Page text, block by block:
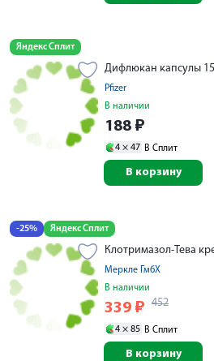
Яндекс Сплит
Дифлюкан капсулы
Pfizer
В наличии
188 ₽
4 × 47 В Сплит
В корзину
-25% Яндекс Сплит
Клотримазол-Тева
Меркле ГмбХ
В наличии
339 ₽ 452
4 × 85 В Сплит
В корзину